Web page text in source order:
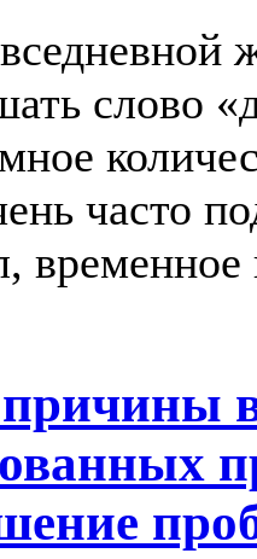
слово
часто
временное